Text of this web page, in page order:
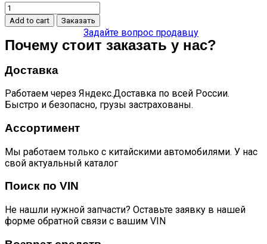
Подшипник
передней
ступицы
emgrand
(toyota)
quantity
Add to cart Заказать
Задайте вопрос продавцу
Почему стоит заказать у нас?
Доставка
Работаем через Яндекс.Доставка по всей России.
Быстро и безопасно, грузы застрахованы.
Ассортимент
Мы работаем только с китайскими автомобилями. У нас
свой актуальный каталог
Поиск по VIN
Не нашли нужной запчасти? Оставьте заявку в нашей
форме обратной связи с вашим VIN